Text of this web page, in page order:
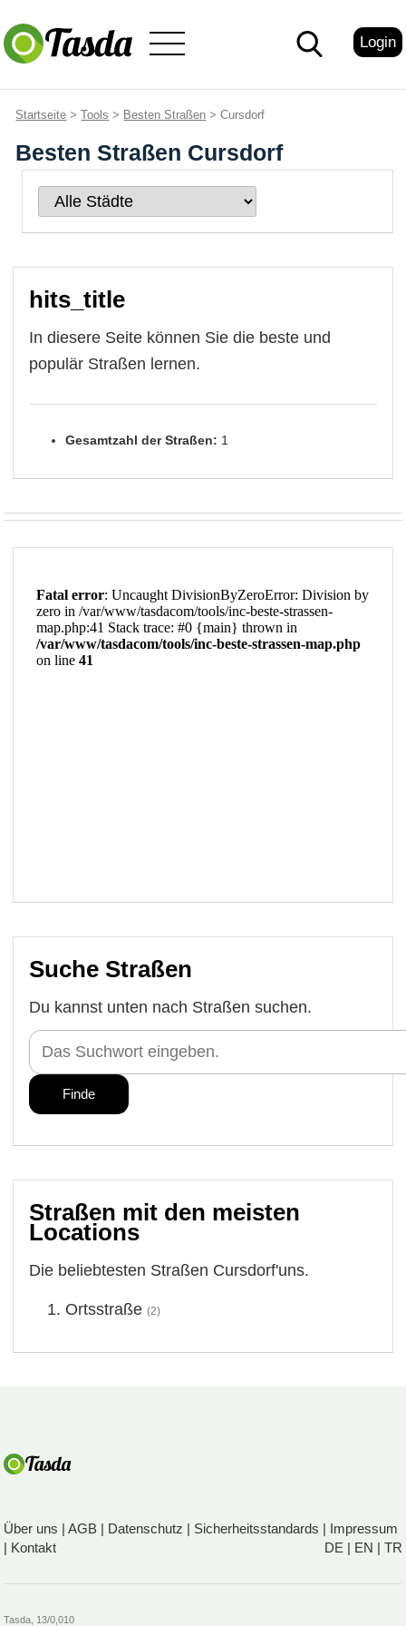
Login
Startseite >Tools > Besten Straßen > Cursdorf
Besten Straßen Cursdorf
hits_title
In diesere Seite können Sie die beste und
populär Straßen lernen.
Gesamtzahl der Straßen: 1
Suche Straßen
Du kannst unten nach Straßen suchen.
Straßen mit den meisten
Locations
Die beliebtesten Straßen Cursdorf'uns.
Ortsstraße (2)
Über uns |AGB Datenschutz Sicherheitsstandards
Impressum
Kontakt DE| EN TR
Tasda, 13/0,010